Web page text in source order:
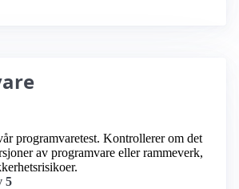
programvaretest. Kontrollerer om det
av programvare eller rammeverk,
5